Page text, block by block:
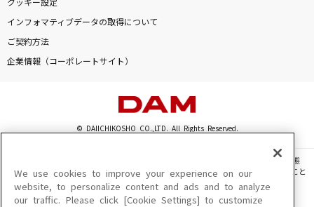
クッキー設定
インフォマティブデータの取得について
ご契約方法
企業情報（コーポレートサイト）
© DAIICHIKOSHO CO.,LTD. All Rights Reserved.
このサイトに掲載されている一切の文章・画像・写真・動画・音声等を、手段や形態
を問わず、著作権法の定める範囲を超えて無断で複製、転載、ファイル化などすること
を禁じます。
楽曲及びコンテンツは、機種によりご利用いただけない場合があります。
We use cookies to improve your experience on our
website, to personalize content and ads and to analyze
our traffic. Please click [Cookie Settings] to customize